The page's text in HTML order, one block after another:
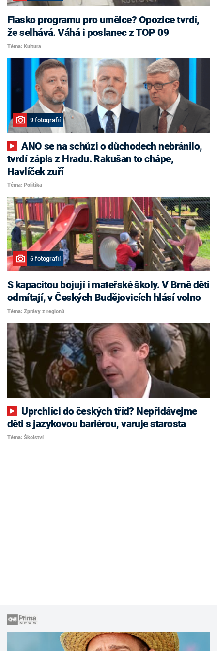
Fiasko programu pro umělce? Opozice tvrdí,
že selhává. Váhá i poslanec z TOP 09
Téma: Kultura
9 fotografií
ANO se na schůzi o důchodech nebránilo,
tvrdí zápis z Hradu. Rakušan to chápe,
Havlíček zuří
Téma: Politika
6 fotografií
S kapacitou bojují i mateřské školy. V Brně děti
odmítají, v Českých Budějovicích hlásí volno
Téma: Zprávy z regionů
děti s jazykovou bariérou, varuje starosta
Téma: Školství